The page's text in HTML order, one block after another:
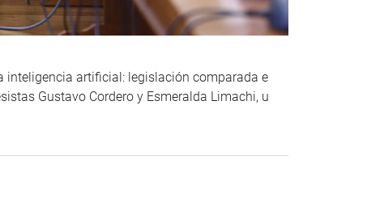
inteligencia artificial: legislación comparada e
Gustavo Cordero y Esmeralda Limachi, u